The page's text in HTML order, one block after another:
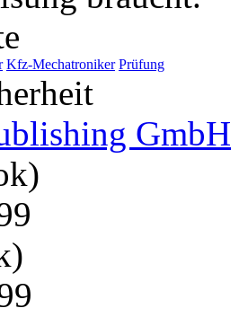
Kfz-Mechatroniker Prüfung
GmbH